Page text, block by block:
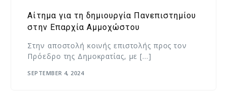
Αίτημα για τη δημιουργία Πανεπιστημίου
στην Επαρχία Αμμοχώστου
Στην αποστολή κοινής επιστολής προς τον
Πρόεδρο της Δημοκρατίας, με […]
SEPTEMBER 4, 2024